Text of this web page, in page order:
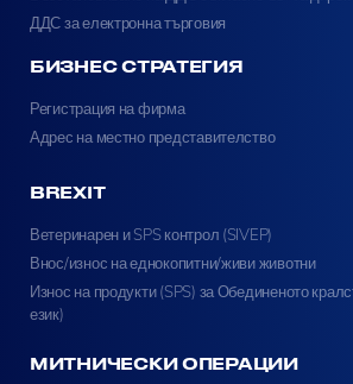
ДДС за електронна търговия
БИЗНЕС СТРАТЕГИЯ
Регистрация на фирма
Адрес на местно представителство
BREXIT
Ветеринарен и SPS контрол (SIVEP)
Внос/износ на еднокопитни/живи животни
Износ на продукти (SPS) за Обединеното
език)
МИТНИЧЕСКИ ОПЕРАЦИИ